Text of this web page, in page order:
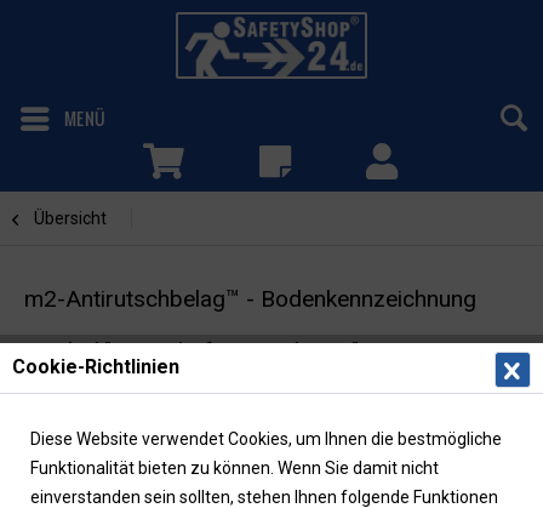
MENÜ
Übersicht
m2-Antirutschbelag™ - Bodenkennzeichnung
Symbol:"Für Unbefugte verboten"
Cookie-Richtlinien
Diese Website verwendet Cookies, um Ihnen die bestmögliche
Funktionalität bieten zu können. Wenn Sie damit nicht
einverstanden sein sollten, stehen Ihnen folgende Funktionen